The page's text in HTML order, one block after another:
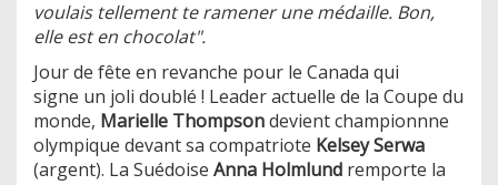
voulais tellement te ramener une médaille. Bon,
elle est en chocolat".
Jour de fête en revanche pour le Canada qui
signe un joli doublé ! Leader actuelle de la Coupe du
monde, Marielle Thompsondevient championnne
olympique devant sa compatriote Kelsey Serwa
(argent). La Suédoise Anna Holmlund remporte la